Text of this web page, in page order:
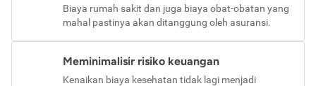
Biaya rumah sakit dan juga biaya obat-obatan yang
mahal pastinya akan ditanggung oleh asuransi.
Meminimalisir risiko keuangan
Kenaikan biaya kesehatan tidak lagi menjadi